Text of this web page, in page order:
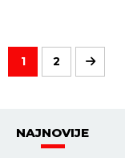
1 2
NAJNOVIJE